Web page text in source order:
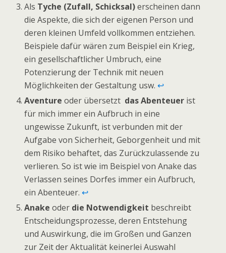
Als Tyche (Zufall, Schicksal)erscheinen dann
die Aspekte, die sich der eigenen Person und
deren kleinen Umfeld vollkommen entziehen.
Beispiele dafür wären zum Beispiel ein Krieg,
ein gesellschaftlicher Umbruch, eine
Potenzierung der Technik mit neuen
Möglichkeiten der Gestaltung usw.↩
Aventure oder übersetzt das Abenteuer ist
für mich immer ein Aufbruch in eine
ungewisse Zukunft, ist verbunden mit der
Aufgabe von Sicherheit, Geborgenheit und mit
dem Risiko behaftet, das Zurückzulassende zu
verlieren. So ist wie im Beispiel von Anake das
Verlassen seines Dorfes immer ein Aufbruch,
ein Abenteuer.↩
Anakeoder die Notwendigkeit beschreibt
Entscheidungsprozesse, deren Entstehung
und Auswirkung, die im Großen und Ganzen
zur Zeit der Aktualität keinerlei Auswahl